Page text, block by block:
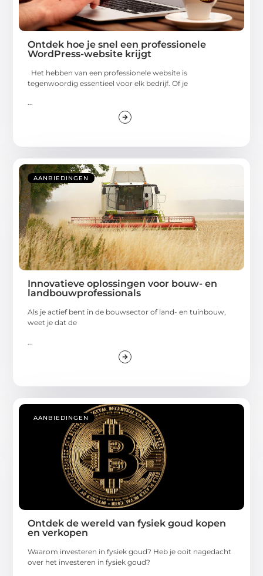
Ontdek hoe je snel een professionele
WordPress-website krijgt
Het hebben van een professionele website is
tegenwoordig essentieel voor elk bedrijf. Of je
...
AANBIEDINGEN
Innovatieve oplossingen voor bouw- en
landbouwprofessionals
Als je actief bent in de bouwsector of land- en tuinbouw,
weet je dat de
AANBIEDINGEN
Ontdek de wereld van fysiek goud kopen
en verkopen
Waarom investeren in fysiek goud? Heb je ooit nagedacht
over het investeren in fysiek goud?